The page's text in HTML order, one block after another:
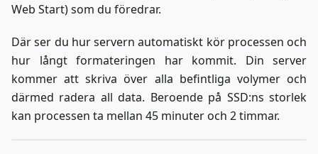
Web Start) som du föredrar.
Där ser du hur servern automatiskt kör processen och
hur långt formateringen har kommit. Din server
kommer att skriva över alla befintliga volymer och
därmed radera all data. Beroende på SSD:ns storlek
kan processen ta mellan 45 minuter och 2 timmar.